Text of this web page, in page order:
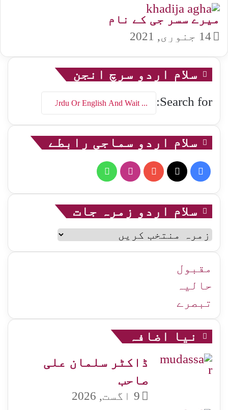
میرے سسر جی کے نام
14 جنوری, 2021
سلام اردو سرچ انجن
Search for:
سلام اردو سماجی رابطے
Facebook
YouTube
Instagram
WhatsApp
سلام اردو زمرہ جات
سلام
اردو
زمرہ
جات
مقبول
حالیہ
تبصرے
نیا اضافہ
ڈاکٹر سلمان علی
صاحب
9 اگست, 2026